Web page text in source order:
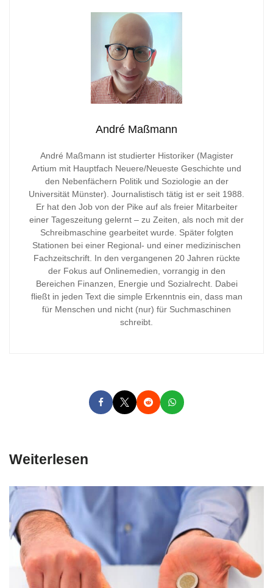
André Maßmann
André Maßmann ist studierter Historiker (Magister
Artium mit Hauptfach Neuere/Neueste Geschichte und
den Nebenfächern Politik und Soziologie an der
Universität Münster). Journalistisch tätig ist er seit 1988.
Er hat den Job von der Pike auf als freier Mitarbeiter
einer Tageszeitung gelernt – zu Zeiten, als noch mit der
Schreibmaschine gearbeitet wurde. Später folgten
Stationen bei einer Regional- und einer medizinischen
Fachzeitschrift. In den vergangenen 20 Jahren rückte
der Fokus auf Onlinemedien, vorrangig in den
Bereichen Finanzen, Energie und Sozialrecht. Dabei
fließt in jeden Text die simple Erkenntnis ein, dass man
für Menschen und nicht (nur) für Suchmaschinen
schreibt.
Weiterlesen